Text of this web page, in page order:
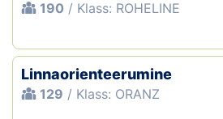
190 / Klass: ROHELINE
Linnaorienteerumine
129 / Klass: ORANZ